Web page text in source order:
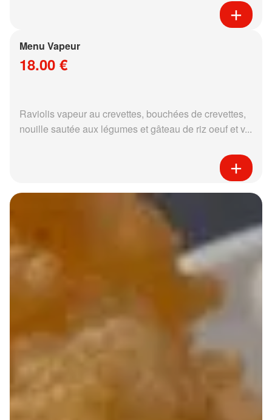
Menu Vapeur
18.00 €
Raviolis vapeur au crevettes, bouchées de crevettes,
nouille sautée aux légumes et gâteau de riz oeuf et v...